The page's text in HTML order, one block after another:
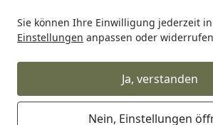
Sie können Ihre Einwilligung jederzeit
Einstellungen anpassen oder
Ja, verstanden
Nein, Einstellungen
Startseite
Auto & Zweirad Motorradzubehör &
Supersprox Stahl-